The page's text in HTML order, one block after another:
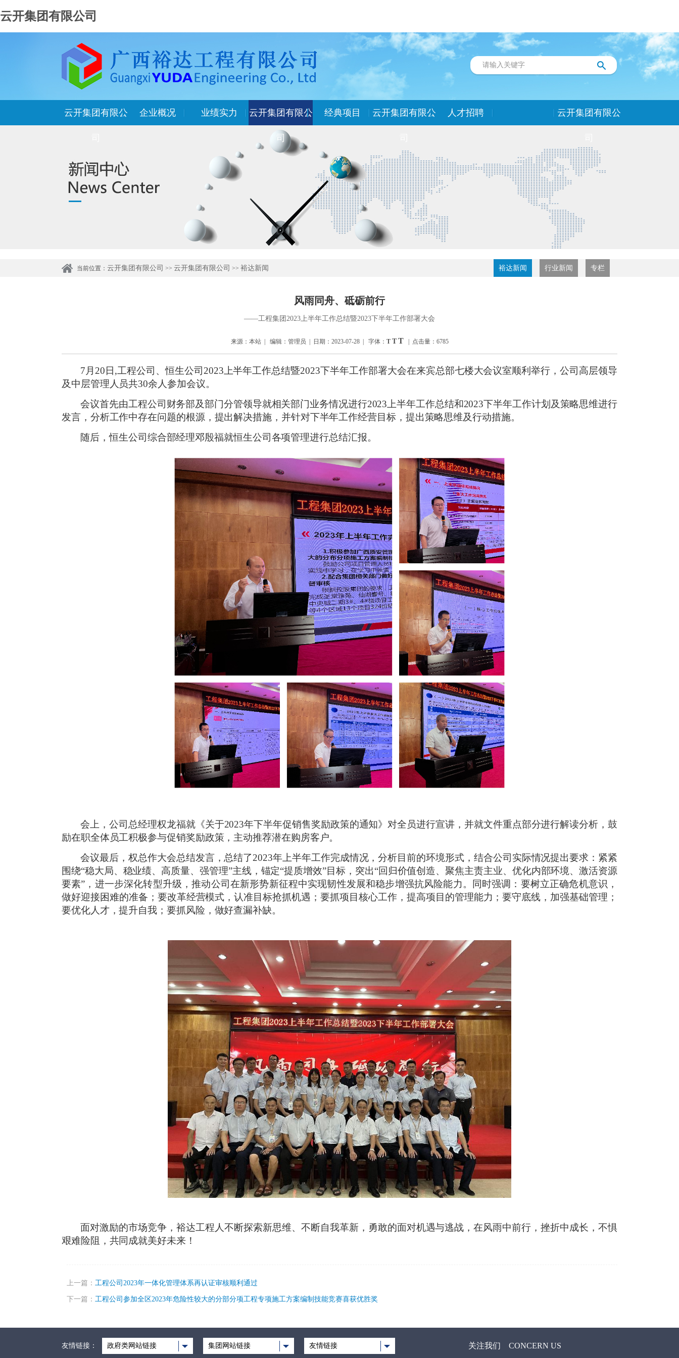
云开集团有限公司
云开集团有限公 企业概况 业绩实力 云开集团有限公
司
经典项目 云开集团有限公 人才招聘 云开集团有限公
当前位置： 云开集团有限公司 >> 云开集团有限公司 >> 裕达新闻 裕达新闻 行业新闻 专栏
风雨同舟、砥砺前行
——工程集团2023上半年工作总结暨2023下半年工作部署大会
来源：本站 | 编辑：管理员 | 日期：2023-07-28 | 字体： T T T| 点击量：6785
7月20日,工程公司、恒生公司2023上半年工作总结暨2023下半年工作部署大会在来宾总部七楼大会议室顺利举行，公司高层领导
及中层管理人员共30余人参加会议。
会议首先由工程公司财务部及部门分管领导就相关部门业务情况进行2023上半年工作总结和2023下半年工作计划及策略思维进行
发言，分析工作中存在问题的根源，提出解决措施，并针对下半年工作经营目标，提出策略思维及行动措施。
随后，恒生公司综合部经理邓殷福就恒生公司各项管理进行总结汇报。
会上，公司总经理权龙福就《关于2023年下半年促销售奖励政策的通知》对全员进行宣讲，并就文件重点部分进行解读分析，鼓
励在职全体员工积极参与促销奖励政策，主动推荐潜在购房客户。
会议最后，权总作大会总结发言，总结了2023年上半年工作完成情况，分析目前的环境形式，结合公司实际情况提出要求：紧紧
围绕“稳大局、稳业绩、高质量、强管理”主线，锚定“提质增效”目标，突出“回归价值创造、聚焦主责主业、优化内部环境、激活资源
要素”，进一步深化转型升级，推动公司在新形势新征程中实现韧性发展和稳步增强抗风险能力。同时强调：要树立正确危机意识，
做好迎接困难的准备；要改革经营模式，认准目标抢抓机遇；要抓项目核心工作，提高项目的管理能力；要守底线，加强基础管理；
要优化人才，提升自我；要抓风险，做好查漏补缺。
面对激励的市场竞争，裕达工程人不断探索新思维、不断自我革新，勇敢的面对机遇与逃战，在风雨中前行，挫折中成长，不惧
艰难险阻，共同成就美好未来！
上一篇： 工程公司2023年一体化管理体系再认证审核顺利通过
下一篇： 工程公司参加全区2023年危险性较大的分部分项工程专项施工方案编制技能竞赛喜获优胜奖
友情链接： 政府类网站链接 集团网站链接 友情链接 关注我们 CONCERN US